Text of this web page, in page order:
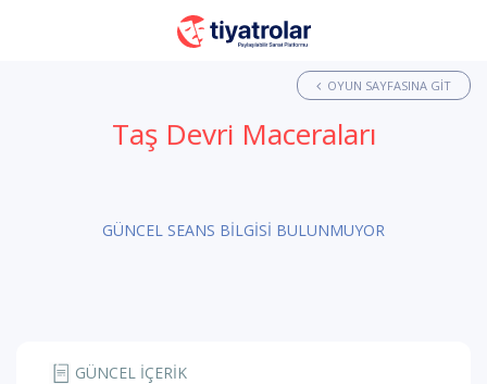
OYUN SAYFASINA GIT
Taş Devri Maceraları
GÜNCEL SEANS BİLGİSİ BULUNMUYOR
GÜNCEL İÇERİK